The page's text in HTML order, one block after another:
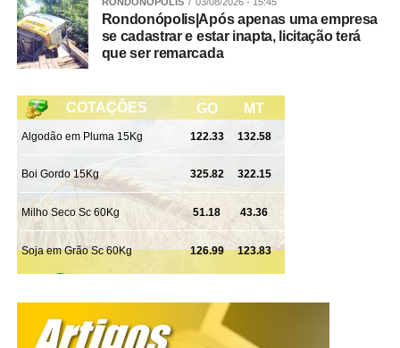
Rondonópolis|Após apenas uma empresa
se cadastrar e estar inapta, licitação terá
que ser remarcada